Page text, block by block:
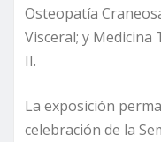
Osteopatía
Visceral; y Medicina
II.
La exposición
celebración de la